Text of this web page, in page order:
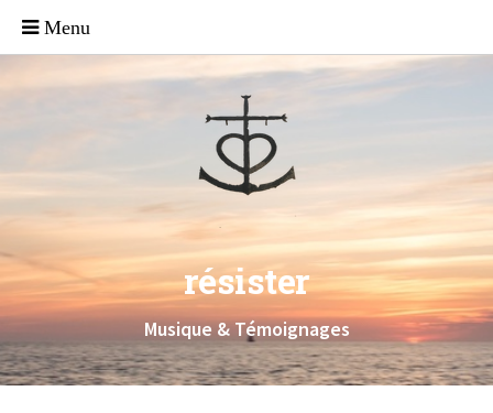
résister
Musique & Témoignages